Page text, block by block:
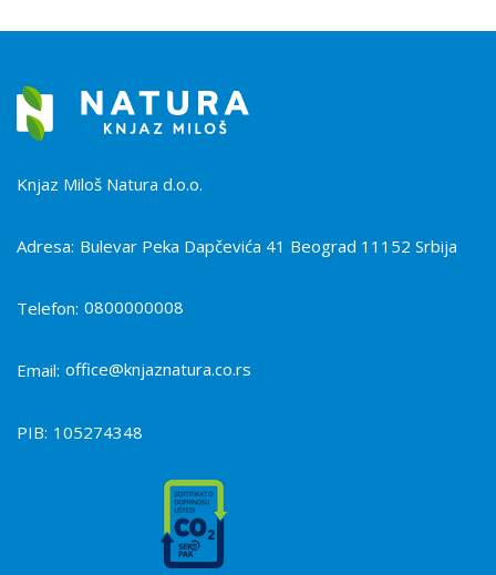
Knjaz Miloš Natura d.o.o.
Adresa: Bulevar Peka Dapčevića 41 Beograd 11152 Srbija
Telefon: 0800000008
Email: office@knjaznatura.co.rs
PIB: 105274348